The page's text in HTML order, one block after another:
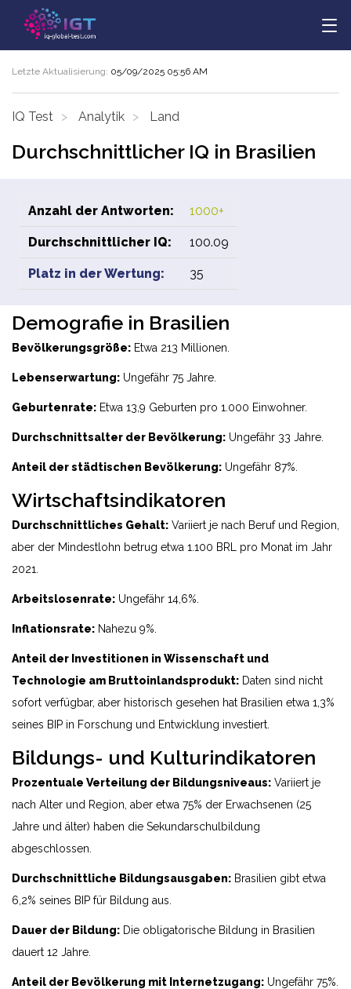
Letzte Aktualisierung: 05/09/2025 05:56 AM
IQ Test Analytik Land
Durchschnittlicher IQ in Brasilien
Anzahl der Antworten: 1000+
Durchschnittlicher IQ: 100.09
Platz in der Wertung: 35
Demografie in Brasilien
Bevölkerungsgröße: Etwa 213 Millionen.
Lebenserwartung: Ungefähr 75 Jahre.
Geburtenrate: Etwa 13,9 Geburten pro 1.000 Einwohner.
Durchschnittsalter der Bevölkerung: Ungefähr 33 Jahre.
Anteil der städtischen Bevölkerung: Ungefähr 87%.
Wirtschaftsindikatoren
Durchschnittliches Gehalt: Variiert je nach Beruf und Region,
aber der Mindestlohn betrug etwa 1.100 BRL pro Monat im Jahr
2021.
Arbeitslosenrate: Ungefähr 14,6%.
Inflationsrate: Nahezu 9%.
Anteil der Investitionen in Wissenschaft und
Technologie am Bruttoinlandsprodukt: Daten sind nicht
sofort verfügbar, aber historisch gesehen hat Brasilien etwa 1,3%
seines BIP in Forschung und Entwicklung investiert.
Bildungs- und Kulturindikatoren
Prozentuale Verteilung der Bildungsniveaus: Variiert je
nach Alter und Region, aber etwa 75% der Erwachsenen (25
Jahre und älter) haben die Sekundarschulbildung
abgeschlossen.
Durchschnittliche Bildungsausgaben: Brasilien gibt etwa
6,2% seines BIP für Bildung aus.
Dauer der Bildung: Die obligatorische Bildung in Brasilien
dauert 12 Jahre.
Anteil der Bevölkerung mit Internetzugang: Ungefähr 75%.